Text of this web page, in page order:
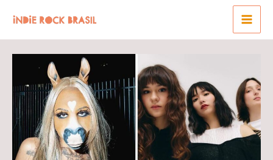
para
o
conteúdo